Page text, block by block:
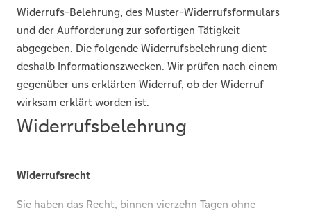
Widerrufs-Belehrung, des Muster-Widerrufsformulars
und der Aufforderung zur sofortigen Tätigkeit
abgegeben. Die folgende Widerrufsbelehrung dient
deshalb Informationszwecken. Wir prüfen nach einem
gegenüber uns erklärten Widerruf, ob der Widerruf
wirksam erklärt worden ist.
Widerrufsbelehrung
Widerrufsrecht
Sie haben das Recht, binnen vierzehn Tagen ohne